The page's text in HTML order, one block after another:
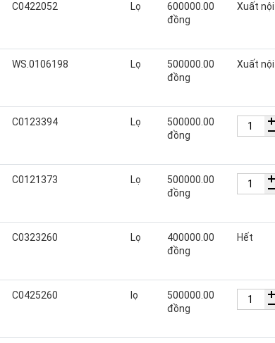
C0422052 Lọ
600000.00
đồng
Xuất
WS.0106198 Lọ
500000.00
đồng
Xuất
C0123394 Lọ
500000.00
đồng
C0121373 Lọ
500000.00
đồng
C0323260 Lọ
400000.00
đồng
Hết
C0425260 lọ
500000.00
đồng